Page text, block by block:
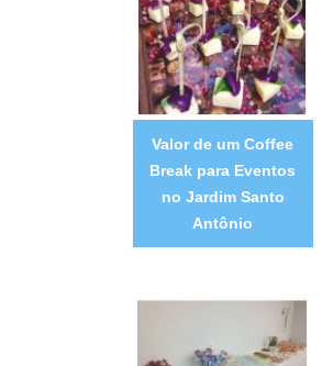
Valor de um Coffee
Break para Eventos
no Jardim Santo
Antônio